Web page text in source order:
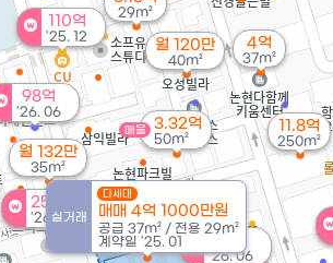
3.32억
50m²
매물
250억
'26. 08
4억
37m²
'26. 06
98억
'26. 06
29m²
월 132만
35m²
월 120만
40m²
110억
'25. 12
실거래
다세대
매매 4억 1000만원
공급 37m² / 전용 29m²
계약일 '25. 01
11.8억
250m²